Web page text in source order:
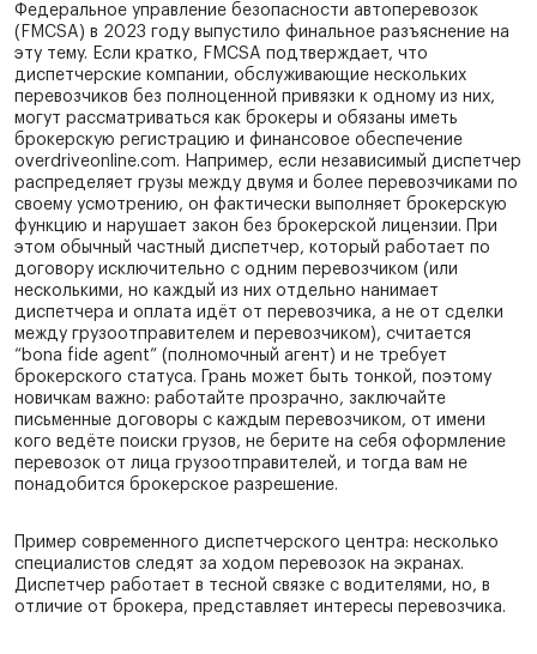
Федеральное управление безопасности автоперевозок
(FMCSA) в 2023 году выпустило финальное разъяснение на
эту тему. Если кратко, FMCSA подтверждает, что
диспетчерские компании, обслуживающие нескольких
перевозчиков без полноценной привязки к одному из них,
могут рассматриваться как брокеры и обязаны иметь
брокерскую регистрацию и финансовое обеспечение
overdriveonline.com. Например, если независимый диспетчер
распределяет грузы между двумя и более перевозчиками по
своему усмотрению, он фактически выполняет брокерскую
функцию и нарушает закон без брокерской лицензии. При
этом обычный частный диспетчер, который работает по
договору исключительно с одним перевозчиком (или
несколькими, но каждый из них отдельно нанимает
диспетчера и оплата идёт от перевозчика, а не от сделки
между грузоотправителем и перевозчиком), считается
“bona fide agent” (полномочный агент) и не требует
брокерского статуса. Грань может быть тонкой, поэтому
новичкам важно: работайте прозрачно, заключайте
письменные договоры с каждым перевозчиком, от имени
кого ведёте поиски грузов, не берите на себя оформление
перевозок от лица грузоотправителей, и тогда вам не
понадобится брокерское разрешение.
Пример современного диспетчерского центра: несколько
специалистов следят за ходом перевозок на экранах.
Диспетчер работает в тесной связке с водителями, но, в
отличие от брокера, представляет интересы перевозчика.